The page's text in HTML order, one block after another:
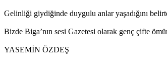
Gelinliği giydiğinde duygulu anlar yaşadığını
Bizde Biga’nın sesi Gazetesi olarak genç çifte
YASEMİN ÖZDEŞ